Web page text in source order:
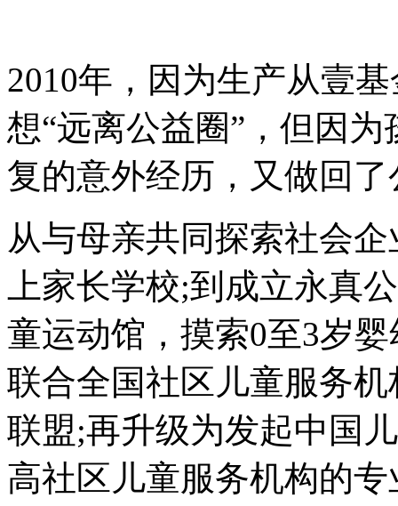
2010年，因为生产从壹
想“远离公益圈”，但因
复的意外经历，又做回了
从与母亲共同探索社会
上家长学校;到成立永真
童运动馆，摸索0至3岁
联合全国社区儿童服务
联盟;再升级为发起中国
高社区儿童服务机构的